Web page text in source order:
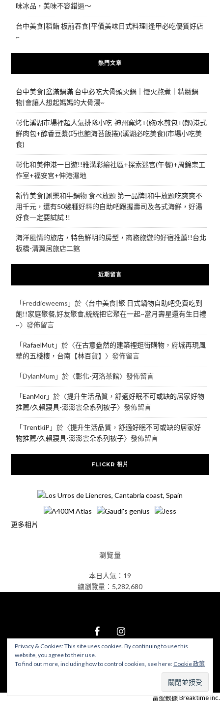
味冰品，美味不容錯過～
台中美食|稻鮨 板前吞食|平價美味日式料理|逢甲必吃優質好店
~
熱門文章
台中美食|盆滿鍋滿 台中必吃大骨頭火鍋｜慢火熬煮｜精緻鍋
物|會讓人想起媽媽的大骨湯~
彰化溪湖市場裡超人氣排隊小吃-神州窯烤+(施)水煎包+(郎)港式
鮮肉包+醇香豆漿(巧也飽海苔飯捲)(溪湖必吃美食)(市場小吃美
食)
彰化和美伸港一日遊!!雅溝彩繪社區+探索迷宮(午餐)+周錦宗工
作室+福安宮+伸港濕地
新竹美食|涮樂和牛鍋物 食べ放題 第一品牌|和牛放題吃爽爽不
用千元，還有50幾種好料的自助吧跟握壽司及各式海鮮，好湯
好食一定要試試 !!
海洋風情的旅店，特色鮮明的房型，商務旅遊的好宿推薦!!台北
板橋-清翼居旅店二館
近期留言
「Freddieweems 」於〈台中美食|聚 日式鍋物自助吧免費吃到
飽!!家庭聚餐,好友聚會,統統把它聚在一起~當月壽星還有生日禮
~〉發佈留言
「RafaelMut 」於〈在古意盎然的建築裡逛街購物，府城再現風
華的五棧樓，台南【林百貨】 〉發佈留言
「DylanMum 」於〈彰化-河洛茶館〉發佈留言
「EanMor」於〈提升生活品質，舒適好眠不可或缺的居家好物
推薦/久賴寢具-澎澎雲朵系列被子〉發佈留言
「TrentkiP 」於〈提升生活品質，舒適好眠不可或缺的居家好
物推薦/久賴寢具-澎澎雲朵系列被子〉發佈留言
FLICKR 相片
更多相片
瀏覽量
本日人氣：19
總瀏覽量：5,282,680
© 2026 食在好遊趣 – Black Theme by ZThemes Studio
富盈數據 Breaktime inc.
Privacy & Cookies: This site uses cookies. By continuing to use this
website, you agree to their use.
To find out more, including how to control cookies, see here: Cookie 政策